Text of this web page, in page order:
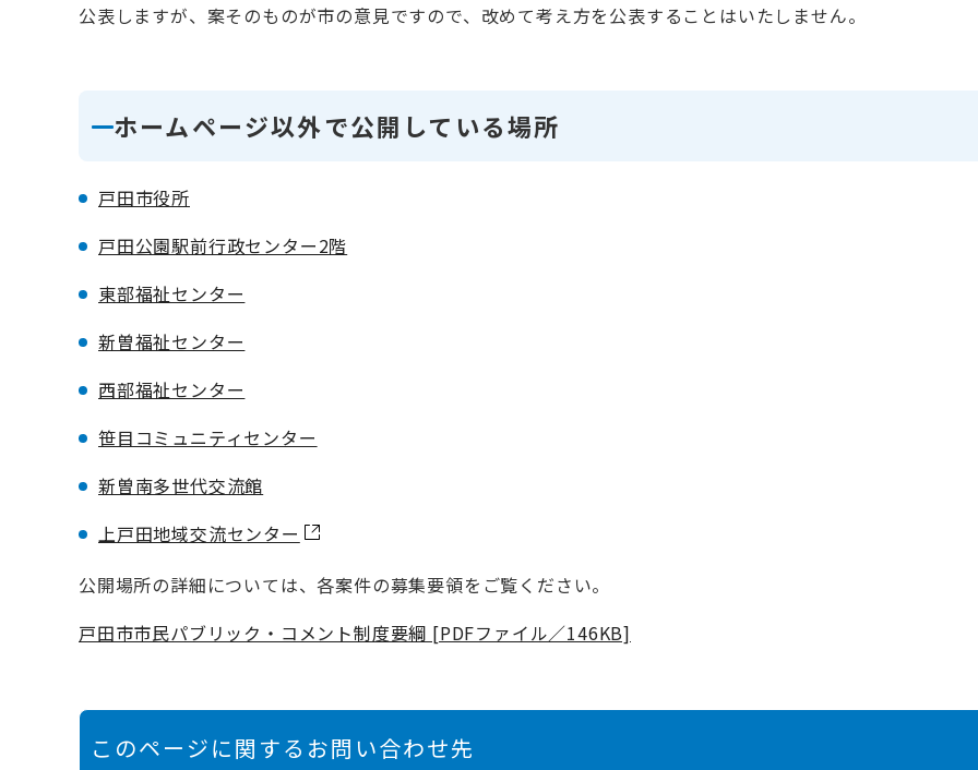
公表しますが、案そのものが市の意見ですので、改めて考え方を公表することはいたしません。
ホームページ以外で公開している場所
戸田市役所
戸田公園駅前行政センター2階
東部福祉センター
新曽福祉センター
西部福祉センター
笹目コミュニティセンター
新曽南多世代交流館
上戸田地域交流センター
公開場所の詳細については、各案件の募集要領をご覧ください。
戸田市市民パブリック・コメント制度要綱 [PDFファイル／146KB]
このページに関するお問い合わせ先